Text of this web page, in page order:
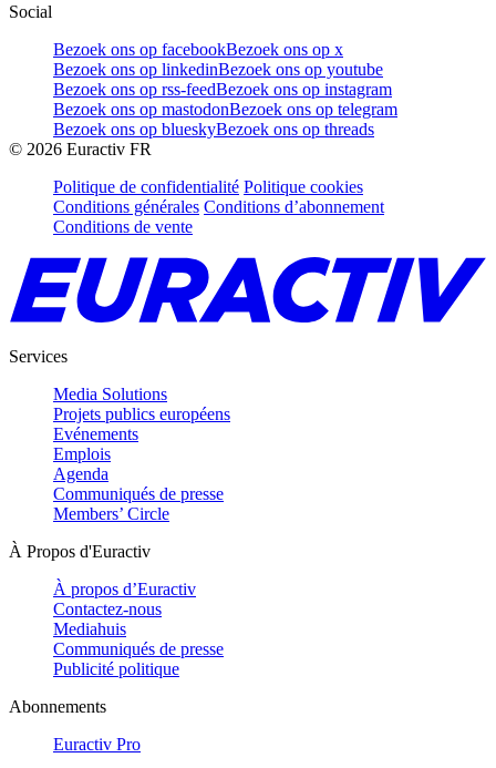
Social
Bezoek ons op facebookBezoek ons op x
Bezoek ons op linkedinBezoek ons op youtube
Bezoek ons op rss-feedBezoek ons op instagram
Bezoek ons op mastodonBezoek ons op telegram
Bezoek ons op blueskyBezoek ons op threads
© 2026 Euractiv FR
Politique de confidentialité Politique cookies
Conditions générales Conditions d’abonnement
Conditions de vente
Services
Media Solutions
Projets publics européens
Evénements
Emplois
Agenda
Communiqués de presse
Members’ Circle
À Propos d'Euractiv
À propos d’Euractiv
Contactez-nous
Mediahuis
Communiqués de presse
Publicité politique
Abonnements
Euractiv Pro